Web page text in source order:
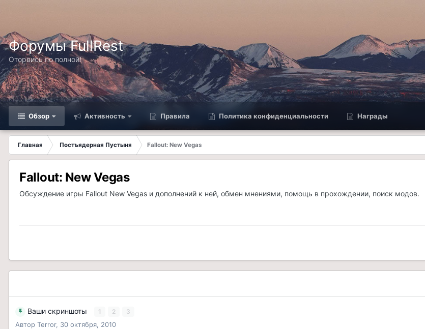
Форумы FullRest
Оторвись по полной!
Обзор Активность Правила Политика конфиденциальности Награды
Главная Постъядерная Пустыня
Fallout: New Vegas
Fallout: New Vegas
Обсуждение игры Fallout New Vegas и дополнений к ней, обмен мнениями, помощь в прохождении, поиск модов.
Ваши скриншоты 1 2 3
Автор Terror, 30 октября, 2010